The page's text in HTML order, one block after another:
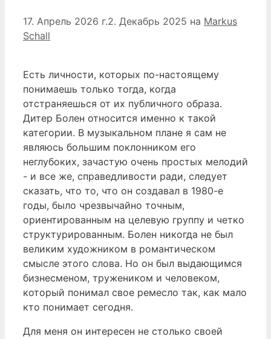
17. Апрель 2026 г.2. Декабрь 2025 на Markus
Schall
Есть личности, которых по-настоящему
понимаешь только тогда, когда
отстраняешься от их публичного образа.
Дитер Болен относится именно к такой
категории. В музыкальном плане я сам не
являюсь большим поклонником его
неглубоких, зачастую очень простых мелодий
- и все же, справедливости ради, следует
сказать, что то, что он создавал в 1980-е
годы, было чрезвычайно точным,
ориентированным на целевую группу и четко
структурированным. Болен никогда не был
великим художником в романтическом
смысле этого слова. Но он был выдающимся
бизнесменом, тружеником и человеком,
который понимал свое ремесло так, как мало
кто понимает сегодня.
Для меня он интересен не столько своей